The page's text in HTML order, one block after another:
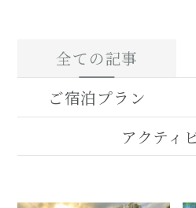
全ての記事
ご宿泊プラン
アクティ